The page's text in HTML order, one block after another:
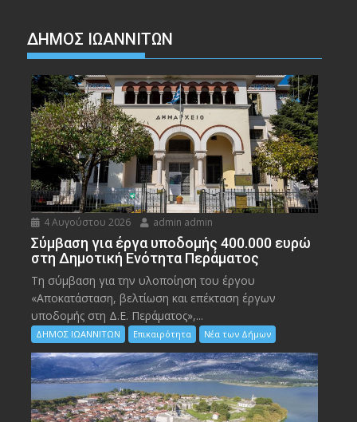
ΔΗΜΟΣ ΙΩΑΝΝΙΤΩΝ
4 Αυγούστου 2026 admin admin
Σύμβαση για έργα υποδομής 400.000 ευρώ
στη Δημοτική Ενότητα Περάματος
Τη σύμβαση για την υλοποίηση του έργου
«Αποκατάσταση, βελτίωση και επέκταση έργων
υποδομής στη Δ.Ε. Περάματος»,...
ΔΗΜΟΣ ΙΩΑΝΝΙΤΩΝ Επικαιρότητα Νέα των Δήμων